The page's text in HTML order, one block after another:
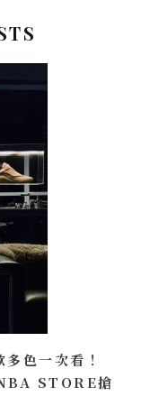
色一次看！
STORE搶